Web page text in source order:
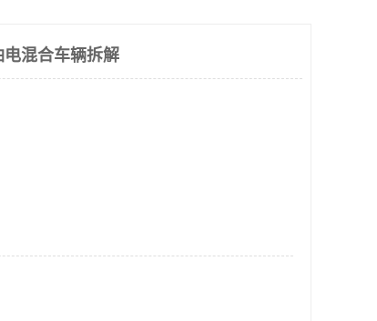
混合车辆拆解